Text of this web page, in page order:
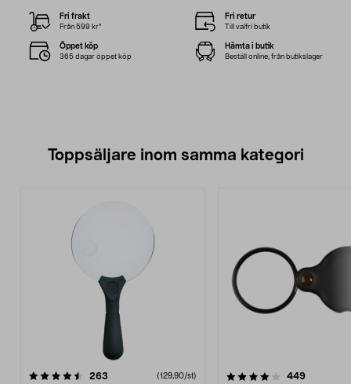
Fri frakt
Från 599 kr*
Fri retur
Till valfri butik
Öppet köp
365 dagar öppet köp
Hämta i butik
Beställ online, från butikslager
Toppsäljare inom samma kategori
263 recensioner(129,90/st)
4.0 av 5 stjärnor 449
4.0 av 5 stjärnor